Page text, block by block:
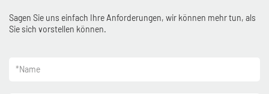
Sagen Sie uns einfach Ihre Anforderungen, wir können mehr tun, als
Sie sich vorstellen können.
*Name